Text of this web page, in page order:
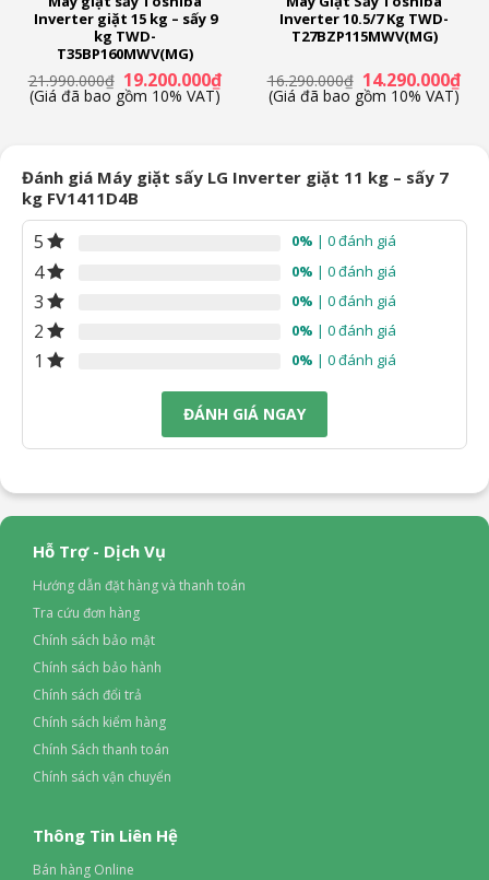
Thời gian bảo hành động cơ:
Inverter giặt 15 kg – sấy 9
kg TWD-
T35BP160MWV(MG)
21.990.000₫ Giá
gốc
là:
19.200.000₫Giá
(Giá đã bao gồm 10% VAT)
Inverter 10.5/7 Kg TWD-
T27BZP115MWV(MG)
16.290.000₫ Giá
gốc
là:
14.290.000₫Giá
(Giá đã bao gồm 10% VAT)
Đánh giá Máy giặt sấy LG Inverter giặt 11 kg – sấy 7
kg FV1411D4B
5 0% | 0 đánh giá
4 0% | 0 đánh giá
3 0% | 0 đánh giá
2 0% | 0 đánh giá
1 0% | 0 đánh giá
ĐÁNH GIÁ NGAY
Hỗ Trợ - Dịch Vụ
Hướng dẫn đặt hàng và thanh toán
Tra cứu đơn hàng
Chính sách bảo mật
Chính sách bảo hành
Chính sách đổi trả
Chính sách kiểm hàng
Chính Sách thanh toán
Chính sách vận chuyển
Thông Tin Liên Hệ
Bán hàng Online